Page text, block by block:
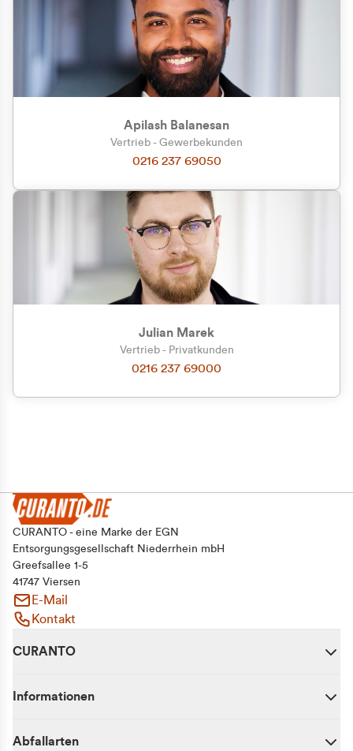
Zu welcher Kundengruppe
gehören Sie?
Privatkunde (inkl. MwSt.)
Geschäftskunde (exkl. MwSt.)
Apilash Balanesan
Vertrieb - Gewerbekunden
0216 237 69050
Julian Marek
Vertrieb - Privatkunden
0216 237 69000
CURANTO - eine Marke der EGN
Entsorgungsgesellschaft Niederrhein mbH
Greefsallee 1-5
41747 Viersen
E-Mail
Kontakt
CURANTO
Informationen
Abfallarten